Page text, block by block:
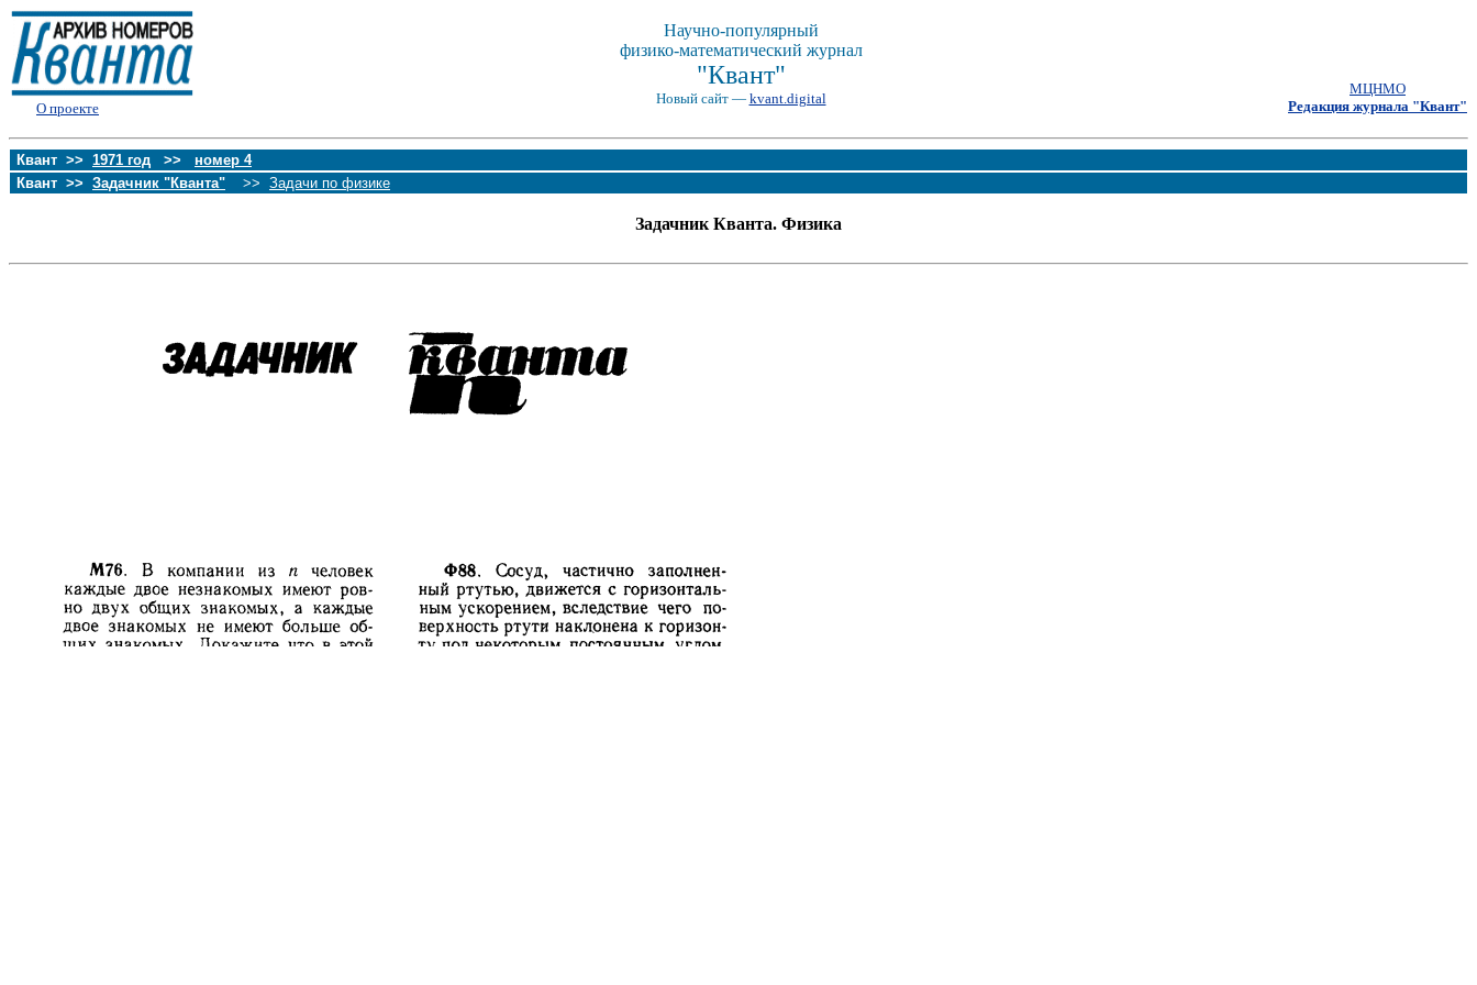
О проекте
Научно-популярный
физико-математический журнал
"Квант"
Новый сайт — kvant.digital
МЦНМО
Редакция журнала "Квант"
Квант >> 1971 год >> номер 4
Квант >> Задачник "Кванта" >> Задачи по физике
Задачник Кванта. Физика